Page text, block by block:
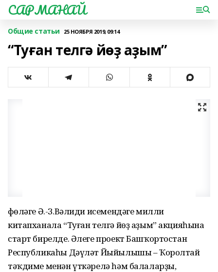
САРМАНАЙ
Общие статьи 25 НОЯБРЯ 2019, 09:14
“Туған телгә йөҙ аҙым”
Өфөләге Ә.-З.Вәлиди исемендәге милли
китапханала “Туған телгә йөҙ аҙым” акцияһына
старт бирелде. Әлеге проект Башҡортостан
Республикаһы Дәүләт Йыйылышы – Ҡоролтай
тәҡдиме менән үткәрелә һәм балаларҙы,